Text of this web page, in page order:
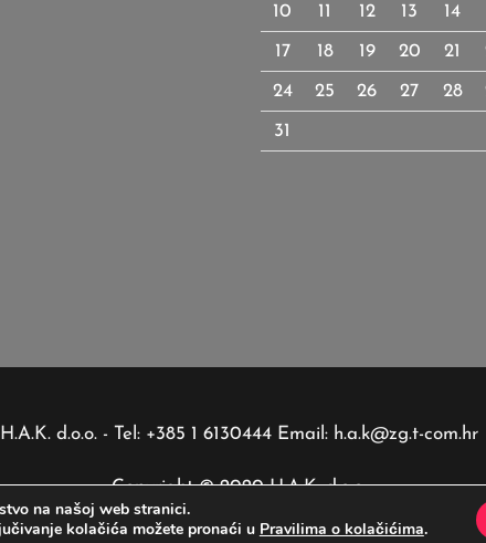
10 11 12 13 14
17 18 19 20 21
24 25 26 27 28
31
H.A.K. d.o.o. - Tel: +385 1 6130444 Email: h.a.k@zg.t-com.hr
Copyright © 2020 H.A.K. d.o.o.
na našoj web stranici.
kolačića možete pronaći u Pravilima o kolačićima.